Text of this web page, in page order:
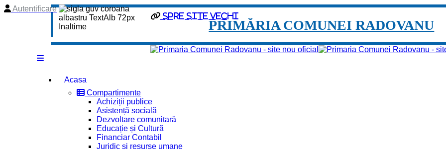
Spre site vechi
Autentificare
PRIMĂRIA COMUNEI RADOVANU
Acasa
Compartimente
Achiziții publice
Asistență socială
Dezvoltare comunitară
Educație și Cultură
Financiar Contabil
Juridic si resurse umane